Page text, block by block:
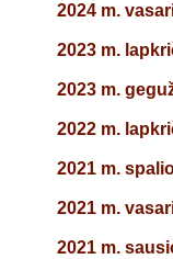
2024 m.
2023 m.
2023 m.
2022 m.
2021 m.
2021 m.
2021 m.